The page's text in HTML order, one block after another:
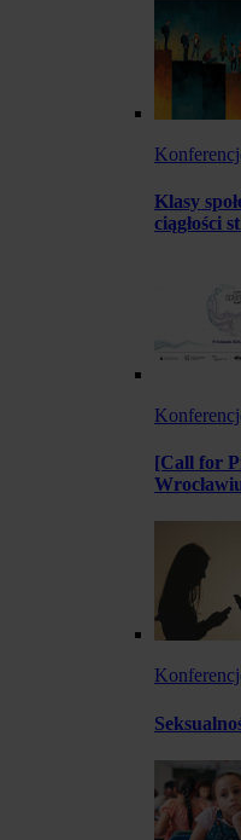
Klasy
ciągłości
[Call for